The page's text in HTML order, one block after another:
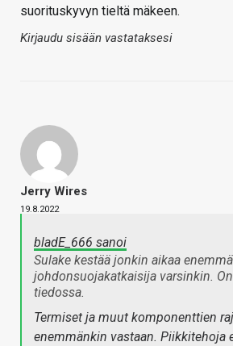
suorituskyvyn tieltä mäkeen.
Kirjaudu sisään vastataksesi
Jerry Wires
19.8.2022
bladE_666 sanoi
Sulake kestää jonkin aikaa
johdonsuojakatkaisija varsinkin.
tiedossa.
Termiset ja muut komponenttien
enemmänkin vastaan. Piikkitehoja